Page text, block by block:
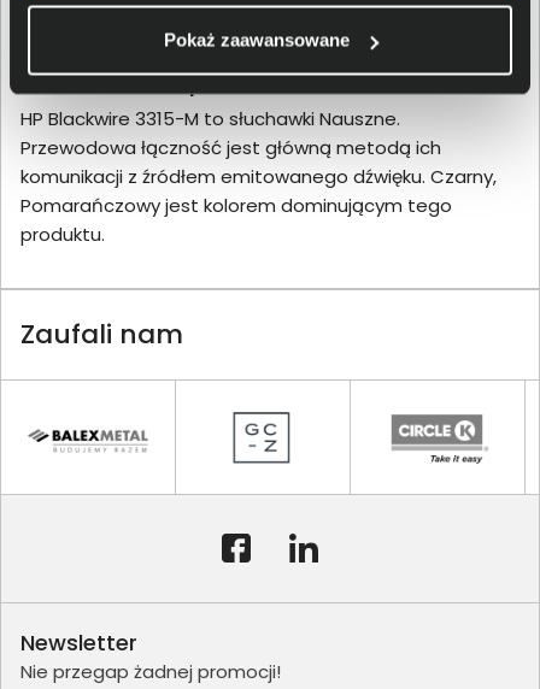
Pokaż zaawansowane
2. Słuchawki przewodowe HP Poly
Blackwire 3315 Mono Microsoft Teams
USB-C + Adapter USB-C/A -8X218AA
HP Blackwire 3315-M to słuchawki Nauszne.
Przewodowa łączność jest główną metodą ich
komunikacji z źródłem emitowanego dźwięku. Czarny,
Pomarańczowy jest kolorem dominującym tego
produktu.
Zaufali nam
Newsletter
Nie przegap żadnej promocji!